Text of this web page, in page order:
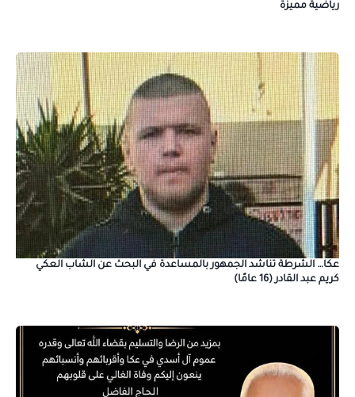
رياضية مميزة
عكا… الشرطة تناشد الجمهور بالمساعدة في البحث عن الشاب العكي
كريم عبد القادر (16 عامًا)